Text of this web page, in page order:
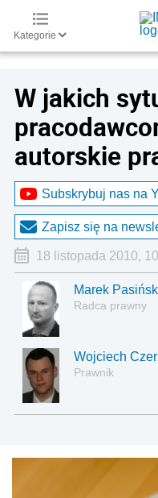
Kategorie
W jakich
autorskie
Subskrybuj nas na
Zapisz się na
18 listopada 2010,
Marek
Radca prawny
Wojciech
Prawnik